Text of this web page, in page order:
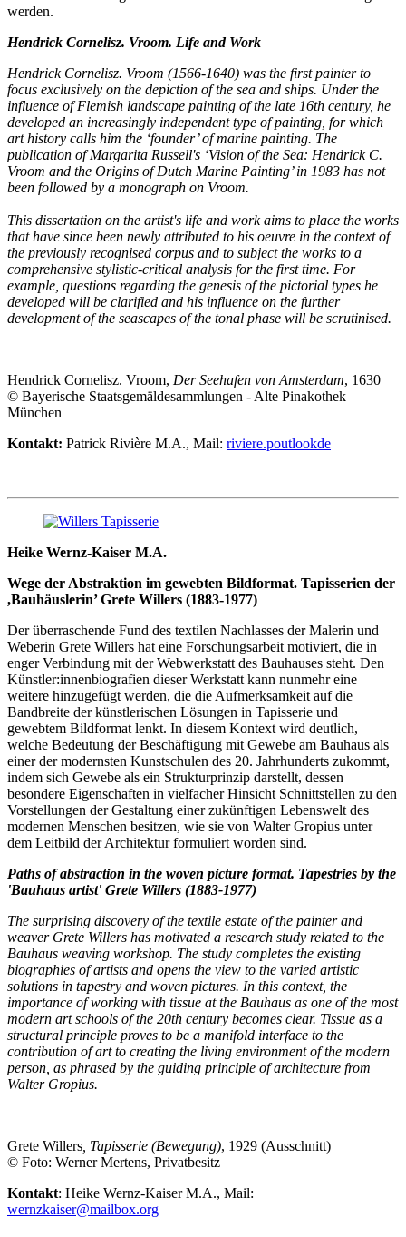
werden.
Hendrick Cornelisz. Vroom. Life and Work
Hendrick Cornelisz. Vroom (1566-1640) was the first painter to
focus exclusively on the depiction of the sea and ships. Under the
influence of Flemish landscape painting of the late 16th century, he
developed an increasingly independent type of painting, for which
art history calls him the ‘founder’ of marine painting. The
publication of Margarita Russell's ‘Vision of the Sea: Hendrick C.
Vroom and the Origins of Dutch Marine Painting’ in 1983 has not
been followed by a monograph on Vroom.
This dissertation on the artist's life and work aims to place the works
that have since been newly attributed to his oeuvre in the context of
the previously recognised corpus and to subject the works to a
comprehensive stylistic-critical analysis for the first time. For
example, questions regarding the genesis of the pictorial types he
developed will be clarified and his influence on the further
development of the seascapes of the tonal phase will be scrutinised.
Hendrick Cornelisz. Vroom, Der Seehafen von Amsterdam, 1630
© Bayerische Staatsgemäldesammlungen - Alte Pinakothek
München
Kontakt: Patrick Rivière M.A., Mail: riviere.poutlookde
Heike Wernz-Kaiser M.A.
Wege der Abstraktion im gewebten Bildformat. Tapisserien der
,Bauhäuslerin’ Grete Willers (1883-1977)
Der überraschende Fund des textilen Nachlasses der Malerin und
Weberin Grete Willers hat eine Forschungsarbeit motiviert, die in
enger Verbindung mit der Webwerkstatt des Bauhauses steht. Den
Künstler:innenbiografien dieser Werkstatt kann nunmehr eine
weitere hinzugefügt werden, die die Aufmerksamkeit auf die
Bandbreite der künstlerischen Lösungen in Tapisserie und
gewebtem Bildformat lenkt. In diesem Kontext wird deutlich,
welche Bedeutung der Beschäftigung mit Gewebe am Bauhaus als
einer der modernsten Kunstschulen des 20. Jahrhunderts zukommt,
indem sich Gewebe als ein Strukturprinzip darstellt, dessen
besondere Eigenschaften in vielfacher Hinsicht Schnittstellen zu den
Vorstellungen der Gestaltung einer zukünftigen Lebenswelt des
modernen Menschen besitzen, wie sie von Walter Gropius unter
dem Leitbild der Architektur formuliert worden sind.
Paths of abstraction in the woven picture format. Tapestries by the
'Bauhaus artist' Grete Willers (1883-1977)
The surprising discovery of the textile estate of the painter and
weaver Grete Willers has motivated a research study related to the
Bauhaus weaving workshop. The study completes the existing
biographies of artists and opens the view to the varied artistic
solutions in tapestry and woven pictures. In this context, the
importance of working with tissue at the Bauhaus as one of the most
modern art schools of the 20th century becomes clear. Tissue as a
structural principle proves to be a manifold interface to the
contribution of art to creating the living environment of the modern
person, as phrased by the guiding principle of architecture from
Walter Gropius.
Grete Willers , Tapisserie (Bewegung), 1929 (Ausschnitt)
© Foto: Werner Mertens, Privatbesitz
Kontakt: Heike Wernz-Kaiser M.A., Mail:
wernzkaiser@mailbox.org